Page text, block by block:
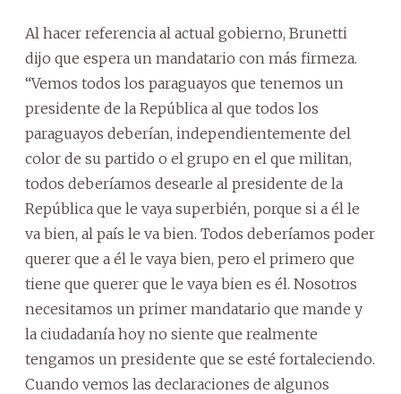
Al hacer referencia al actual gobierno, Brunetti
dijo que espera un mandatario con más firmeza.
“Vemos todos los paraguayos que tenemos un
presidente de la República al que todos los
paraguayos deberían, independientemente del
color de su partido o el grupo en el que militan,
todos deberíamos desearle al presidente de la
República que le vaya superbién, porque si a él le
va bien, al país le va bien. Todos deberíamos poder
querer que a él le vaya bien, pero el primero que
tiene que querer que le vaya bien es él. Nosotros
necesitamos un primer mandatario que mande y
la ciudadanía hoy no siente que realmente
tengamos un presidente que se esté fortaleciendo.
Cuando vemos las declaraciones de algunos